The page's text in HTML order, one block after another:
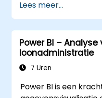
Lees meer...
Power BI –
loonadministratie
7 Uren
Power BI is een